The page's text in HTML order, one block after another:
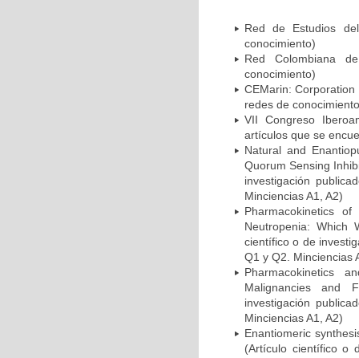
Red de Estudios
conocimiento)
Red Colombiana
conocimiento)
CEMarin:
redes de
VII Congreso
artículos que se
Natural and
Quorum Sensing
investigación
Minciencias A1, A2)
Pharmacokinetics
Neutropenia: Which
científico o de
Q1 y Q2. Minciencias
Pharmacokinetics
Malignancies and
investigación
Minciencias A1, A2)
Enantiomeric
(Artículo científico o